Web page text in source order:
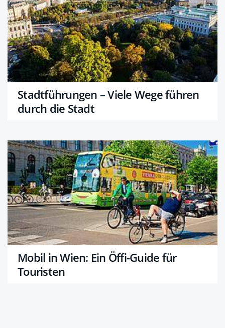
Stadtführungen – Viele Wege führen
durch die Stadt
Mobil in Wien: Ein Öffi-Guide für
Touristen